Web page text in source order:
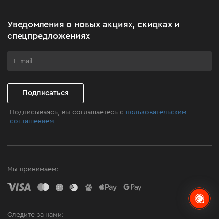
Клуб мастерства
Уведомления о новых акциях, скидках и
спецпредложениях
Подписаться
Подписываясь, вы соглашаетесь с пользовательским
соглашением
Мы принимаем:
Следите за нами: